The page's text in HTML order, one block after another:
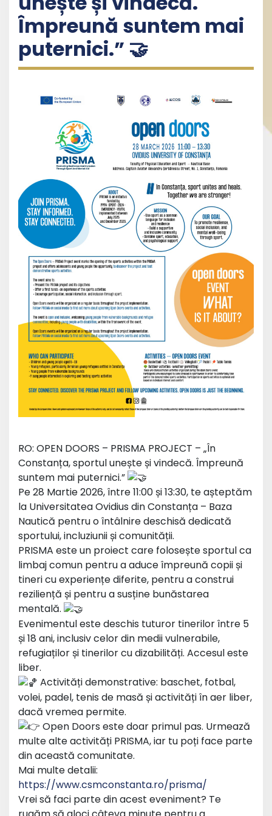
Împreună suntem mai
puternici.” 🤝
RO: OPEN DOORS – PRISMA PROJECT – „În
Constanța, sportul unește și vindecă. Împreună
suntem mai puternici.”
Pe 28 Martie 2026, între 11:00 și 13:30, te așteptăm
la Universitatea Ovidius din Constanța – Baza
Nautică pentru o întâlnire deschisă dedicată
sportului, incluziunii și comunității.
PRISMA este un proiect care folosește sportul ca
limbaj comun pentru a aduce împreună copii și
tineri cu experiențe diferite, pentru a construi
reziliență și pentru a susține bunăstarea
mentală.
Evenimentul este deschis tuturor tinerilor între 5
și 18 ani, inclusiv celor din medii vulnerabile,
refugiaților și tinerilor cu dizabilități. Accesul este
liber.
Activități demonstrative: baschet, fotbal,
volei, padel, tenis de masă și activități în aer liber,
dacă vremea permite.
Open Doors este doar primul pas. Urmează
multe alte activități PRISMA, iar tu poți face parte
din această comunitate.
Mai multe detalii:
https://www.csmconstanta.ro/prisma/
Vrei să faci parte din acest eveniment? Te